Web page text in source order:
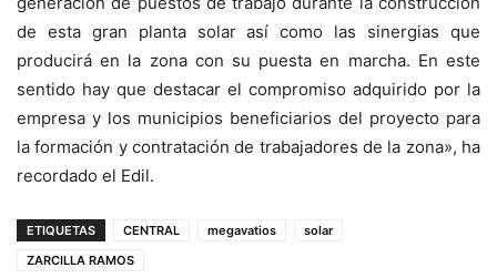
de esta gran planta solar así como las sinergias que
producirá en la zona con su puesta en marcha. En este
sentido hay que destacar el compromiso adquirido por la
empresa y los municipios beneficiarios del proyecto para
la formación y contratación de trabajadores de la zona», ha
recordado el Edil.
ETIQUETAS CENTRAL megavatios
solar
ZARCILLA RAMOS